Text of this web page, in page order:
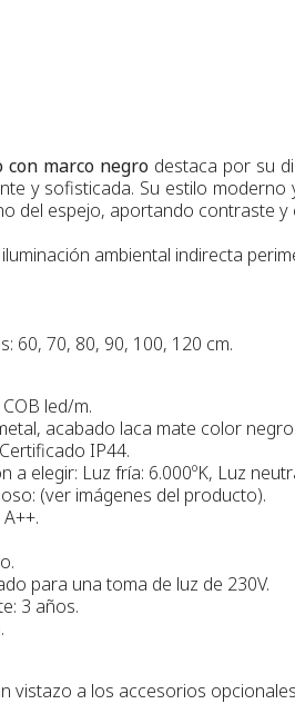
con marco negro destaca por su
y sofisticada. Su estilo
del espejo, aportando contraste
ambiental indirecta
: 60, 70, 80, 90, 100, 120 cm.
led/m.
acabado laca mate color
IP44.
a elegir: Luz fría: 6.000ºK, Luz
(ver imágenes del producto).
para una toma de luz de 230V.
3 años.
vistazo a los accesorios